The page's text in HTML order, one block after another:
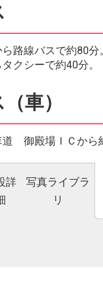
路線バスで約80分
クシーで約40分。
車）
御殿場ＩＣから
詳
写真ライブラ
リ